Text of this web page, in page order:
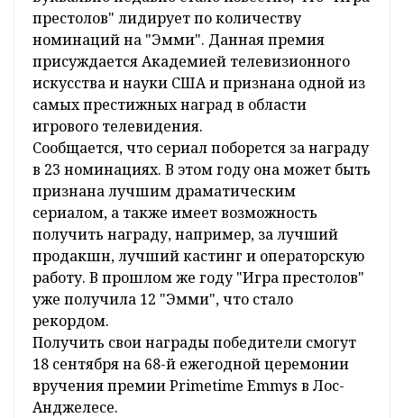
престолов" лидирует по количеству
номинаций на "Эмми". Данная премия
присуждается Академией телевизионного
искусства и науки США и признана одной из
самых престижных наград в области
игрового телевидения.
Сообщается, что сериал поборется за награду
в 23 номинациях. В этом году она может быть
признана лучшим драматическим
сериалом, а также имеет возможность
получить награду, например, за лучший
продакшн, лучший кастинг и операторскую
работу. В прошлом же году "Игра престолов"
уже получила 12 "Эмми", что стало
рекордом.
Получить свои награды победители смогут
18 сентября на 68-й ежегодной церемонии
вручения премии Primetime Emmys в Лос-
Анджелесе.